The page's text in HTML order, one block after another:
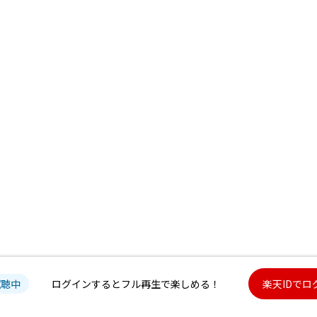
中 ログインするとフル再生で楽しめる！ 楽天IDでロ